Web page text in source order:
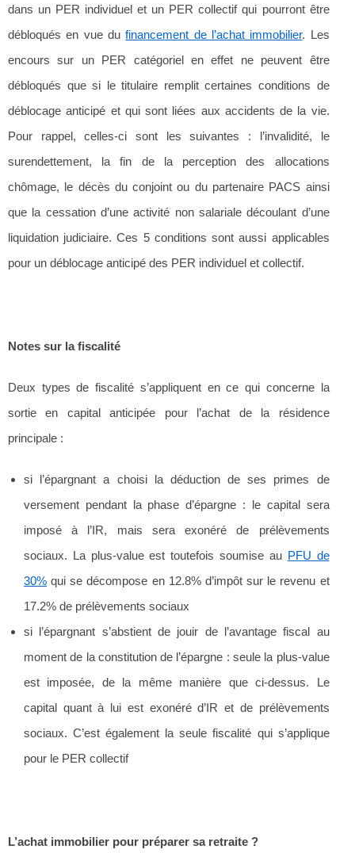
dans un PER individuel et un PER collectif qui pourront être
débloqués en vue dufinancement de l’achat immobilier. Les
encours sur un PER catégoriel en effet ne peuvent être
débloqués que si le titulaire remplit certaines conditions de
déblocage anticipé et qui sont liées aux accidents de la vie.
Pour rappel, celles-ci sont les suivantes : l’invalidité, le
surendettement, la fin de la perception des allocations
chômage, le décès du conjoint ou du partenaire PACS ainsi
que la cessation d’une activité non salariale découlant d’une
liquidation judiciaire. Ces 5 conditions sont aussi applicables
pour un déblocage anticipé des PER individuel et collectif.
Notes sur la fiscalité
Deux types de fiscalité s’appliquent en ce qui concerne la
sortie en capital anticipée pour l’achat de la résidence
principale :
si l’épargnant a choisi la déduction de ses primes de
versement pendant la phase d’épargne : le capital sera
imposé à l’IR, mais sera exonéré de prélèvements
sociaux. La plus-value est toutefois soumise au PFU de
30% qui se décompose en 12.8% d’impôt sur le revenu et
17.2% de prélèvements sociaux
si l’épargnant s’abstient de jouir de l’avantage fiscal au
moment de la constitution de l’épargne : seule la plus-value
est imposée, de la même manière que ci-dessus. Le
capital quant à lui est exonéré d’IR et de prélèvements
sociaux. C’est également la seule fiscalité qui s’applique
pour le PER collectif
L’achat immobilier pour préparer sa retraite ?